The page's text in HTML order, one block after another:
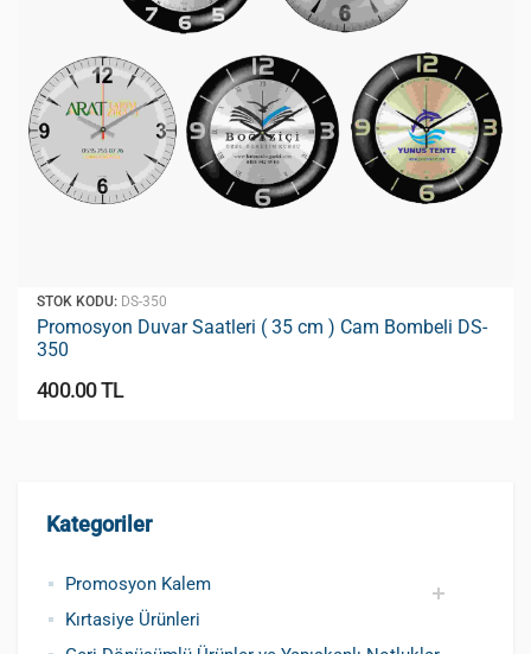
Kategoriler
Promosyon Kalem
Promosyon Metal Kalem
Promosyon Roller Kalem
Promosyon Dokunmatik Kalem
Promosyon Plastik Kalem
Geri Dönüşümlü ve Tohumlu Kalemler
Promosyon Fosforlu Kalem
Kursun Kalemler
Kırtasiye Ürünleri
STOK KODU: DS-350
Promosyon Duvar Saatleri ( 35 cm ) Cam Bombeli DS-
350
400.00 TL